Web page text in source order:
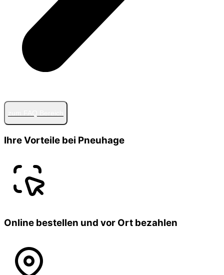
Ihre Vorteile bei Pneuhage
Online bestellen und vor Ort bezahlen